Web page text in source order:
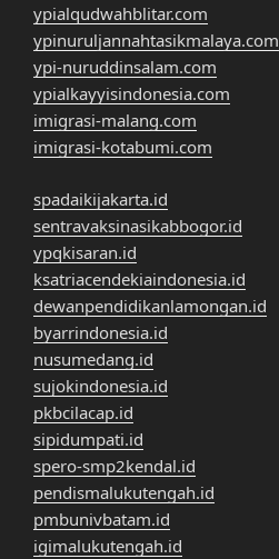
ypialqudwahblitar.com
ypinuruljannahtasikmalaya.com
ypi-nuruddinsalam.com
ypialkayyisindonesia.com
imigrasi-malang.com
imigrasi-kotabumi.com
spadaikijakarta.id
sentravaksinasikabbogor.id
ypqkisaran.id
ksatriacendekiaindonesia.id
dewanpendidikanlamongan.id
byarrindonesia.id
nusumedang.id
sujokindonesia.id
pkbcilacap.id
sipidumpati.id
spero-smp2kendal.id
pendismalukutengah.id
pmbunivbatam.id
igimalukutengah.id